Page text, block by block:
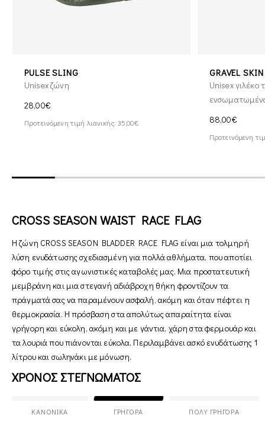
PULSE SLING
Unisex ζώνη
28,00€
Προτεινόμενη τιμή λιανικής: 35,00€
GRAVEL
Unisex γιλέκο
88,00€
Προτεινόμενη
CROSS SEASON WAIST RACE FLAG
Η ζώνη CROSS SEASON BLADDER RACE FLAG είναι μια τολμηρή
λύση ενυδάτωσης σχεδιασμένη για πολλά αθλήματα, που αποτίει
φόρο τιμής στις αγωνιστικές καταβολές μας. Μια προστατευτική
μεμβράνη και μια στεγανή αδιάβροχη θήκη φροντίζουν τα
πράγματά σας να παραμένουν ασφαλή, ακόμη και όταν πέφτει η
θερμοκρασία. Η πρόσβαση στα απολύτως απαραίτητα είναι
γρήγορη και εύκολη, ακόμη και με γάντια, χάρη στα φερμουάρ και
τα λουριά που πιάνονται εύκολα. Περιλαμβάνει ασκό ενυδάτωσης 1
λίτρου και σωληνάκι με μόνωση.
ΧΡΟΝΟΣ ΣΤΕΓΝΩΜΑΤΟΣ
ΚΑΝΟΝΙΚΆ ΓΡΉΓΟΡΑ ΠΟΛΎ ΓΡΉΓΟΡΑ